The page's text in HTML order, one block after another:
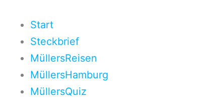
Inhalt
springen
Start
Steckbrief
MüllersReisen
MüllersHamburg
MüllersQuiz